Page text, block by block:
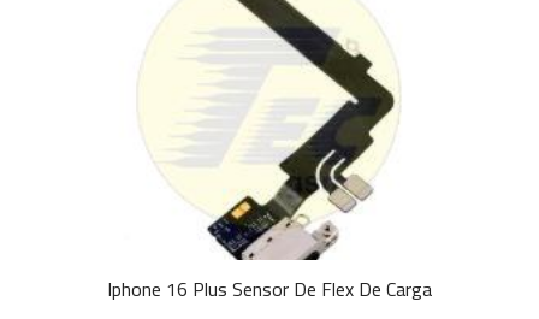
Iphone 16 Plus Sensor De Flex De Carga